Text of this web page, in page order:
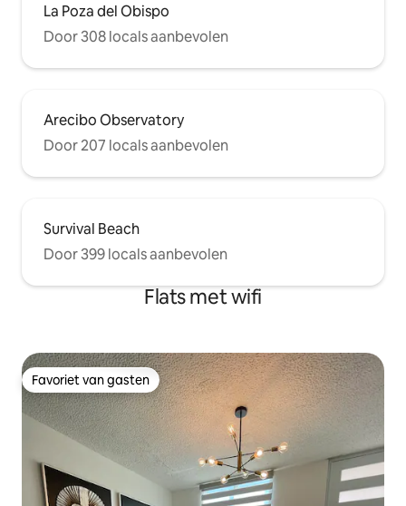
La Poza del Obispo
Door 308 locals aanbevolen
Arecibo Observatory
Door 207 locals aanbevolen
Survival Beach
Door 399 locals aanbevolen
Flats met wifi
Favoriet van gasten
Favoriet van gasten